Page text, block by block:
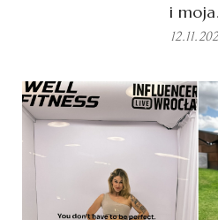
i